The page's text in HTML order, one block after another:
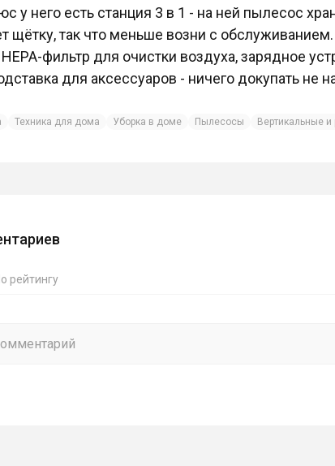
у него есть станция 3 в 1 - на ней пылесос
щётку, так что меньше возни с
фильтр для очистки воздуха, зарядное
для аксессуаров - ничего докупать не
Техника для дома Уборка в доме Пылесосы Вертикальные
рейтингу